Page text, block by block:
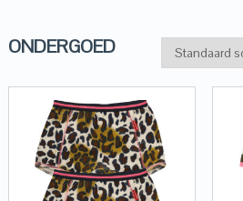
ONDERGOED